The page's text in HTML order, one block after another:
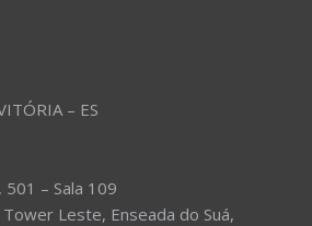
– ES
501 – Sala 109
Leste, Enseada do Suá,